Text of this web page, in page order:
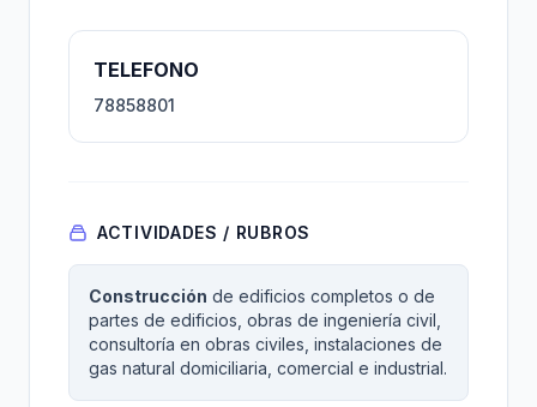
TELEFONO
78858801
ACTIVIDADES / RUBROS
Construcción de edificios completos o de
partes de edificios, obras de ingeniería civil,
consultoría en obras civiles, instalaciones de
gas natural domiciliaria, comercial e industrial.